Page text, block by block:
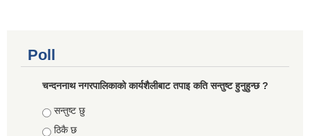
Poll
चन्दननाथ नगरपालिकाको कार्यशैलीबाट तपाइ कति सन्तुष्ट हुनुहुन्छ ?
Choices
सन्तुष्ट छु
ठिकै छ